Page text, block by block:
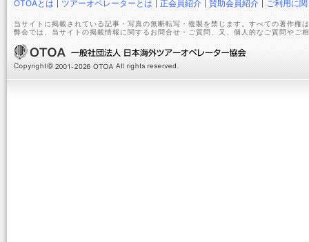
OTOAとは ツアーオペレーターとは 正会員紹介 賛助会員紹介 ご利用に
当サイトに掲載されている記事・写真の無断転写・複製を禁じます。すべての著作権
弊会では、当サイトの掲載情報に関するお問合せ・ご質問、又、個人的なご質問やご